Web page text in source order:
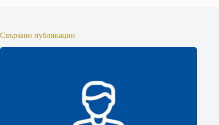
Свързани публикации